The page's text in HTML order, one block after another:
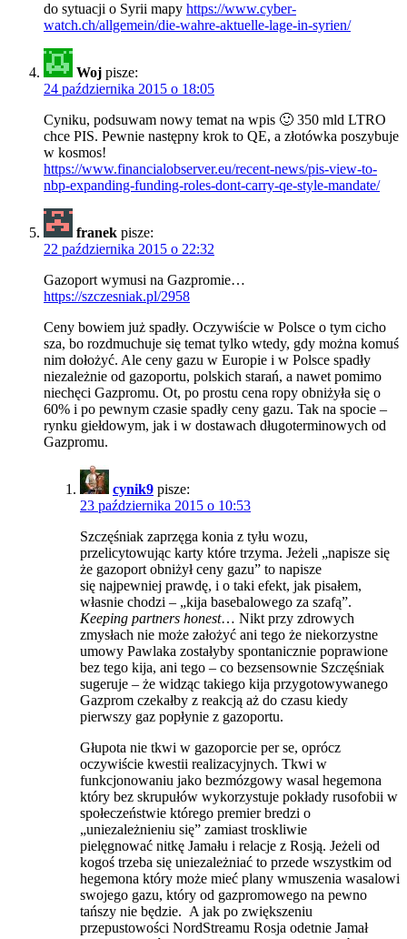
do sytuacji o Syrii mapy https://www.cyber-
watch.ch/allgemein/die-wahre-aktuelle-lage-in-syrien/
Woj pisze:
24 października 2015 o 18:05
Cyniku, podsuwam nowy temat na wpis 🙂 350 mld LTRO
chce PIS. Pewnie następny krok to QE, a złotówka poszybuje
w kosmos!
https://www.financialobserver.eu/recent-news/pis-view-to-
nbp-expanding-funding-roles-dont-carry-qe-style-mandate/
franek pisze:
22 października 2015 o 22:32
Gazoport wymusi na Gazpromie…
https://szczesniak.pl/2958
Ceny bowiem już spadły. Oczywiście w Polsce o tym cicho
sza, bo rozdmuchuje się temat tylko wtedy, gdy można komuś
nim dołożyć. Ale ceny gazu w Europie i w Polsce spadły
niezależnie od gazoportu, polskich starań, a nawet pomimo
niechęci Gazpromu. Ot, po prostu cena ropy obniżyła się o
60% i po pewnym czasie spadły ceny gazu. Tak na spocie –
rynku giełdowym, jak i w dostawach długoterminowych od
Gazpromu.
cynik9 pisze:
23 października 2015 o 10:53
Szczęśniak zaprzęga konia z tyłu wozu,
przelicytowując karty które trzyma. Jeżeli „napisze się
że gazoport obniżył ceny gazu” to napisze
się najpewniej prawdę, i o taki efekt, jak pisałem,
własnie chodzi – „kija basebalowego za szafą”.
Keeping partners honest… Nikt przy zdrowych
zmysłach nie może założyć ani tego że niekorzystne
umowy Pawlaka zostałyby spontanicznie poprawione
bez tego kija, ani tego – co bezsensownie Szczęśniak
sugeruje – że widząc takiego kija przygotowywanego
Gazprom czekałby z reakcją aż do czasu kiedy
pierwszy gaz popłynie z gazoportu.
Głupota nie tkwi w gazoporcie per se, oprócz
oczywiście kwestii realizacyjnych. Tkwi w
funkcjonowaniu jako bezmózgowy wasal hegemona
który bez skrupułów wykorzystuje pokłady rusofobii w
społeczeństwie którego premier bredzi o
„uniezależnieniu się” zamiast troskliwie
pielęgnować nitkę Jamału i relacje z Rosją. Jeżeli od
kogoś trzeba się uniezależniać to przede wszystkim od
hegemona który może mieć plany wmuszenia wasalowi
swojego gazu, który od gazpromowego na pewno
tańszy nie będzie. A jak po zwiększeniu
przepustowości NordStreamu Rosja odetnie Jamał